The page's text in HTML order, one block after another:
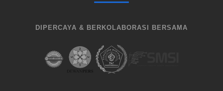
DIPERCAYA & BERKOLABORASI BERSAMA